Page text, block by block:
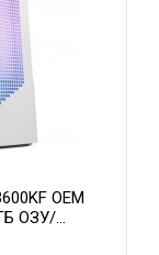
OEM
ОЗУ/
128bit